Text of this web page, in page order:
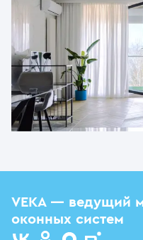
VEKA — ведущий
оконных систем